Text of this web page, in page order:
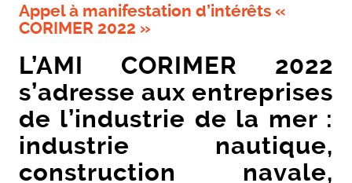
Appel à manifestation d’intérêts «
CORIMER 2022 »
L’AMI CORIMER 2022
s’adresse aux entreprises
de l’industrie de la mer :
industrie nautique,
construction navale,